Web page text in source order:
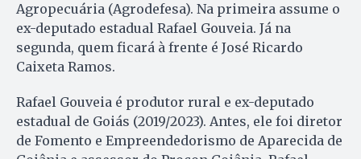
Agropecuária (Agrodefesa). Na primeira assume o
ex-deputado estadual Rafael Gouveia. Já na
segunda, quem ficará à frente é José Ricardo
Caixeta Ramos.
Rafael Gouveia é produtor rural e ex-deputado
estadual de Goiás (2019/2023). Antes, ele foi diretor
de Fomento e Empreendedorismo de Aparecida de